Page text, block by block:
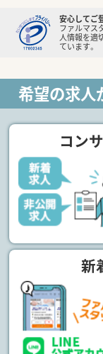
安心してご
ファルマス
人情報を適
ています。
希望の求
コン
新